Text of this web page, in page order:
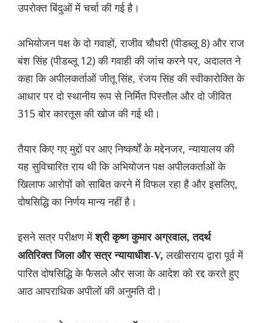
उपरोक्त बिंदुओं में चर्चा की गई है।
अभियोजन पक्ष के दो गवाहों, राजीव चौधरी (पीडब्लू 8) और राज
बंश सिंह (पीडब्लू 12) की गवाही की जांच करने पर, अदालत ने
कहा कि अपीलकर्ताओं जीतू सिंह, रंजय सिंह की स्वीकारोक्ति के
आधार पर दो स्थानीय रूप से निर्मित पिस्तौल और दो जीवित
315 बोर कारतूस की खोज की गई थी।
तैयार किए गए मुद्दों पर आए निष्कर्षों के मद्देनजर, न्यायालय की
यह सुविचारित राय थी कि अभियोजन पक्ष अपीलकर्ताओं के
खिलाफ आरोपों को साबित करने में विफल रहा है और इसलिए,
दोषसिद्धि का निर्णय मान्य नहीं है।
इसने सत्र परीक्षण मेंश्री कृष्ण कुमार अग्रवाल, तदर्थ
अतिरिक्त जिला और सत्र न्यायाधीश-V,लखीसराय द्वारा पूर्व में
पारित दोषसिद्धि के फैसले और सजा के आदेश को रद्द करते हुए
आठ आपराधिक अपीलों की अनुमति दी।